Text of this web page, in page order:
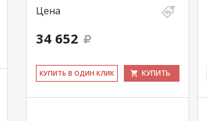
Цена
34 652
КУ­ПИТЬ В ОДИН КЛИК КУПИТЬ